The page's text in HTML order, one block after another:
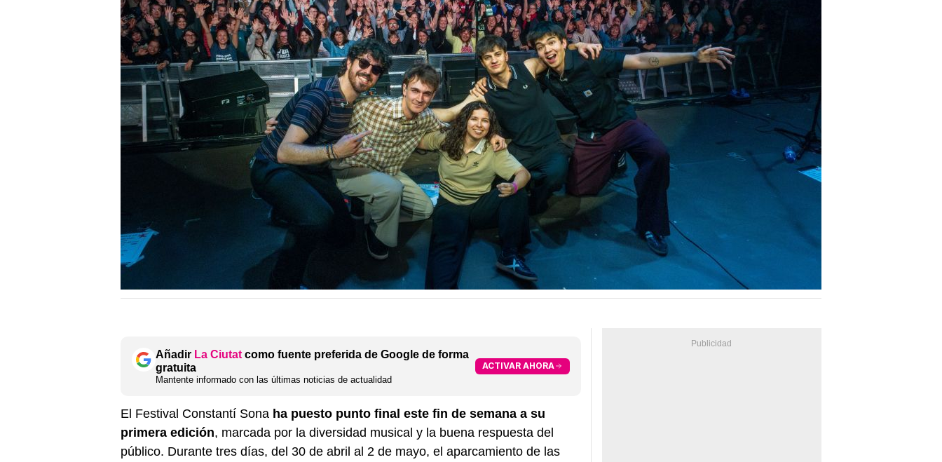
Añadir La Ciutat como fuente preferida de Google de forma
gratuita
Mantente informado con las últimas noticias de actualidad
ACTIVAR AHORA
El Festival Constantí Sona ha puesto punto final este fin de semana a su
primera edición, marcada por la diversidad musical y la buena respuesta del
público. Durante tres días, del 30 de abril al 2 de mayo, el aparcamiento de las